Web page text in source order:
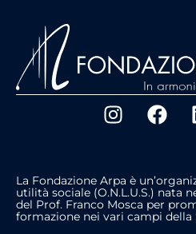
La Fondazione Arpa è
utilità sociale (O.N.L.U.S.) nata
del Prof. Franco Mosca per
formazione nei vari campi della